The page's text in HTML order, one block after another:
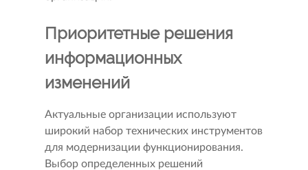
Приоритетные решения
информационных
изменений
Актуальные организации используют
широкий набор технических инструментов
для модернизации функционирования.
Выбор определенных решений